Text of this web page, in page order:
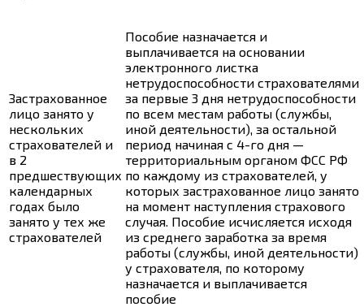
Застрахованное
лицо занято у
нескольких
страхователей и
в 2
предшествующих
календарных
годах было
занято у тех же
страхователей
Пособие назначается и
выплачивается на основании
электронного листка
нетрудоспособности страхователями
за первые 3 дня нетрудоспособности
по всем местам работы (службы,
иной деятельности), за остальной
период начиная с 4-го дня —
территориальным органом ФСС РФ
по каждому из страхователей, у
которых застрахованное лицо занято
на момент наступления страхового
случая. Пособие исчисляется исходя
из среднего заработка за время
работы (службы, иной деятельности)
у страхователя, по которому
назначается и выплачивается
пособие